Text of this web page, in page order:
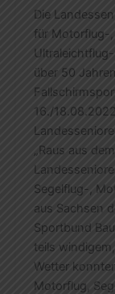
Die
für Motorflug-,
über 50
16./
„Raus aus
Segelflug-,
aus Sachsen
Sportbund
teils
Wetter
Motorflug,